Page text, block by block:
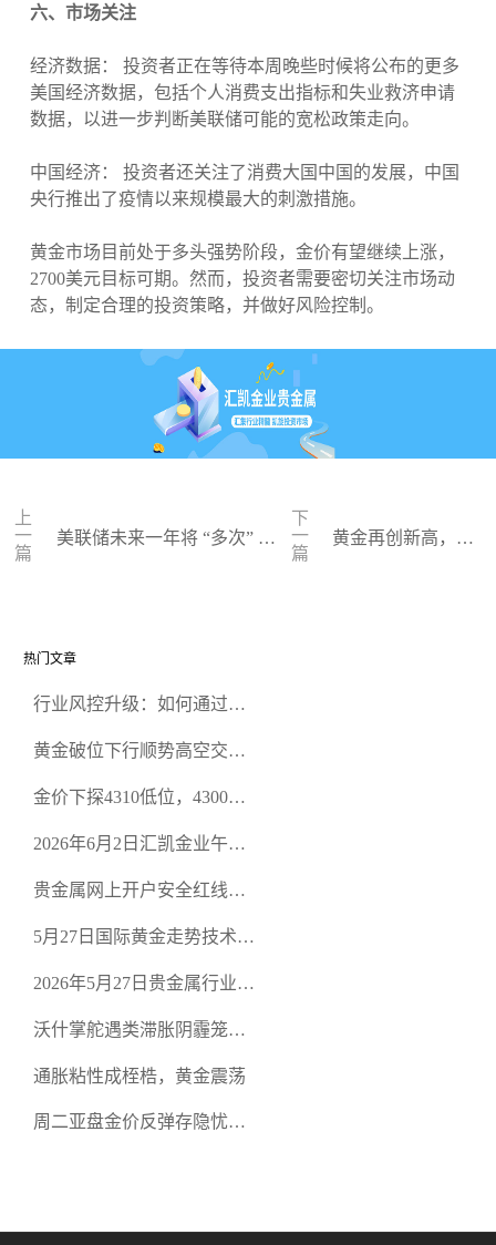
六、市场关注
经济数据： 投资者正在等待本周晚些时候将公布的更多
美国经济数据，包括个人消费支出指标和失业救济申请
数据，以进一步判断美联储可能的宽松政策走向。
中国经济： 投资者还关注了消费大国中国的发展，中国
央行推出了疫情以来规模最大的刺激措施。
黄金市场目前处于多头强势阶段，金价有望继续上涨，
2700美元目标可期。然而，投资者需要密切关注市场动
态，制定合理的投资策略，并做好风险控制。
上
一
篇
美联储未来一年将 “多次” 降
下
一
篇
黄金再创新高，多
热门文章
行业风控升级：如何通过正
规黄金开户交易平台？
黄金破位下行顺势高空交易
金价下探4310低位，4300关
2026年6月2日汇凯金业午盘
空头清算算法如何布防？
贵金属网上开户安全红线：
恶意洗盘陷阱
5月27日国际黄金走势技术盘
规黄金平台全方位行情解析
2026年5月27日贵金属行业新
正规贵金属开户平台迎开户
热潮
沃什掌舵遇类滞胀阴霾笼
通胀粘性成桎梏，黄金震荡
周二亚盘金价反弹存隐忧，